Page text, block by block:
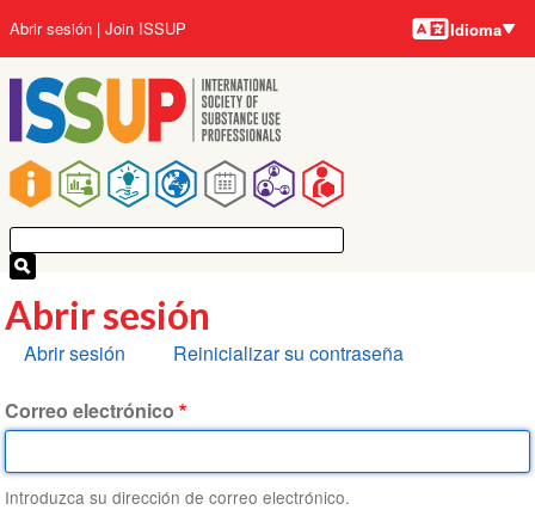
al
contenido
principal
Main
navigation
User
account
menu
Abrir sesión Join ISSUP Idiomas
Idioma
Abrir sesión
Solapas
Abrir sesión Reinicializar su contraseña
Correo electrónico
Introduzca su dirección de correo electrónico.